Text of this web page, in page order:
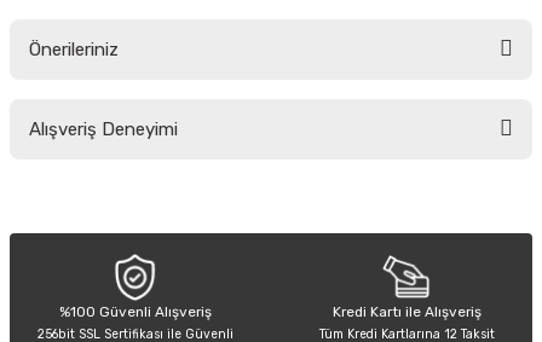
Önerileriniz
yetersiz gördüğünüz noktaları öneri formunu kullanarak tarafımıza
Ürün açıklamasında eksik bilgiler bulunuyor.
Ürün bilgilerinde hatalar bulunuyor.
Alışveriş Deneyimi
%100 Güvenli Alışveriş
256bit SSL Sertifikası ile Güvenli
Kredi Kartı ile Alışveriş
Tüm Kredi Kartlarına 12 Taksit